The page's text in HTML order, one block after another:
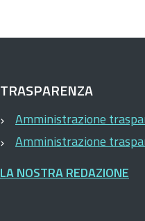
TRASPARENZA
Amministrazione
Amministrazione
LA NOSTRA REDAZIONE